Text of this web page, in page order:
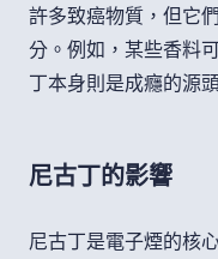
許多致癌物質，但它
分。例如，某些香料
丁本身則是成癮的源
尼古丁的影響
尼古丁是電子煙的核